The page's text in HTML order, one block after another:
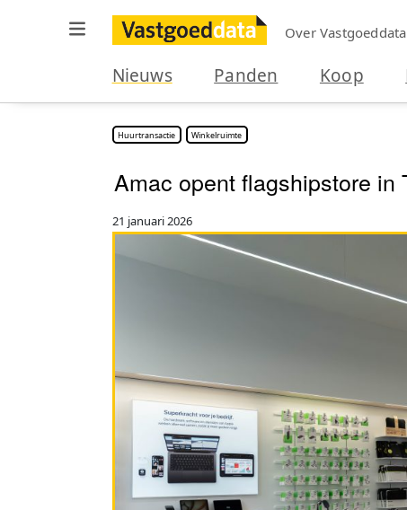
Over Vastgoeddata
Nieuws Panden Koop
Huurtransactie Winkelruimte
Amac opent flagshipstore in
21 januari 2026